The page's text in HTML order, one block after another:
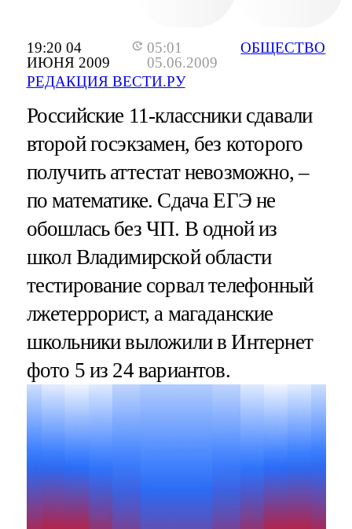
19:20 04
ИЮНЯ 2009
05:01
05.06.2009
РЕДАКЦИЯ ВЕСТИ.РУ
ОБЩЕСТВО
Российские 11-классники сдавали
второй госэкзамен, без которого
получить аттестат невозможно, –
по математике. Сдача ЕГЭ не
обошлась без ЧП. В одной из
школ Владимирской области
тестирование сорвал телефонный
лжетеррорист, а магаданские
школьники выложили в Интернет
фото 5 из 24 вариантов.